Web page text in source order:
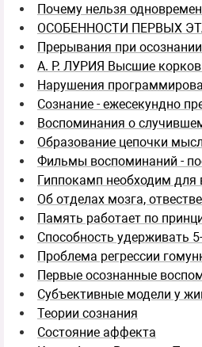
Почему нельзя
ОСОБЕННОСТИ ПЕРВЫХ
Прерывания при осознании
А. Р. ЛУРИЯ Высшие
Нарушения
Сознание - ежесекундно
Воспоминания о
Образование цепочки
Фильмы воспоминаний -
Гиппокамп необходим для
Об отделах мозга,
Память работает по
Способность удерживать
Проблема регрессии
Первые осознанные
Субъективные модели у
Теории сознания
Состояние аффекта